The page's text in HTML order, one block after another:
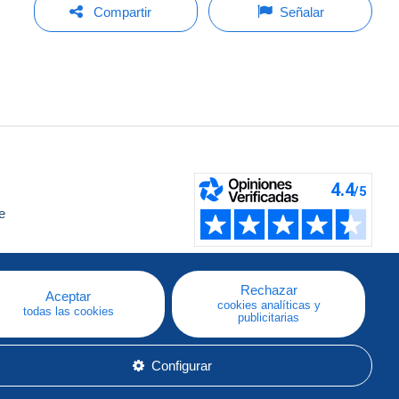
Compartir Señalar
Aceptar
todas las cookies
Rechazar
cookies analíticas y
publicitarias
Configurar